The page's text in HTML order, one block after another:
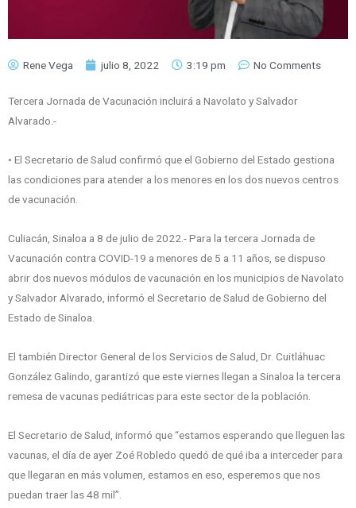
Rene Vega julio 8, 2022 3:19 pm No Comments
Tercera Jornada de Vacunación incluirá a Navolato y Salvador
Alvarado.-
• El Secretario de Salud confirmó que el Gobierno del Estado gestiona
las condiciones para atender a los menores en los dos nuevos centros
de vacunación.
Culiacán, Sinaloa a 8 de julio de 2022.- Para la tercera Jornada de
Vacunación contra COVID-19 a menores de 5 a 11 años, se dispuso
abrir dos nuevos módulos de vacunación en los municipios de Navolato
y Salvador Alvarado, informó el Secretario de Salud de Gobierno del
Estado de Sinaloa.
El también Director General de los Servicios de Salud, Dr. Cuitláhuac
González Galindo, garantizó que este viernes llegan a Sinaloa la tercera
remesa de vacunas pediátricas para este sector de la población.
El Secretario de Salud, informó que “estamos esperando que lleguen las
vacunas, el día de ayer Zoé Robledo quedó de qué iba a interceder para
que llegaran en más volumen, estamos en eso, esperemos que nos
puedan traer las 48 mil”.